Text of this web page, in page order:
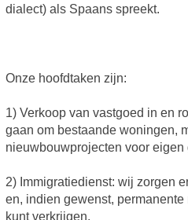
dialect) als Spaans spreekt.
Onze hoofdtaken zijn:
1) Verkoop van vastgoed in en
gaan om bestaande woningen,
nieuwbouwprojecten voor eigen
2) Immigratiedienst: wij zorgen
en, indien gewenst,
kunt verkrijgen.